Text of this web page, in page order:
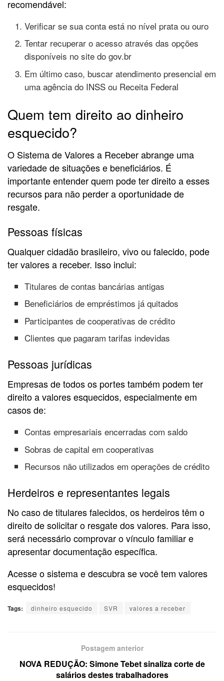
recomendável:
Verificar se sua conta está no nível prata ou ouro
Tentar recuperar o acesso através das opções
disponíveis no site do gov.br
Em último caso, buscar atendimento presencial em
uma agência do INSS ou Receita Federal
Quem tem direito ao dinheiro
esquecido?
O Sistema de Valores a Receber abrange uma
variedade de situações e beneficiários. É
importante entender quem pode ter direito a esses
recursos para não perder a oportunidade de
resgate.
Pessoas físicas
Qualquer cidadão brasileiro, vivo ou falecido, pode
ter valores a receber. Isso inclui:
Titulares de contas bancárias antigas
Beneficiários de empréstimos já quitados
Participantes de cooperativas de crédito
Clientes que pagaram tarifas indevidas
Pessoas jurídicas
Empresas de todos os portes também podem ter
direito a valores esquecidos, especialmente em
casos de:
Contas empresariais encerradas com saldo
Sobras de capital em cooperativas
Recursos não utilizados em operações de crédito
Herdeiros e representantes legais
No caso de titulares falecidos, os herdeiros têm o
direito de solicitar o resgate dos valores. Para isso,
será necessário comprovar o vínculo familiar e
apresentar documentação específica.
Acesse o sistema e descubra se você tem valores
esquecidos!
Tags: dinheiro esquecido SVR valores a receber
Postagem anterior
NOVA REDUÇÃO: Simone Tebet sinaliza corte de
salários destes trabalhadores